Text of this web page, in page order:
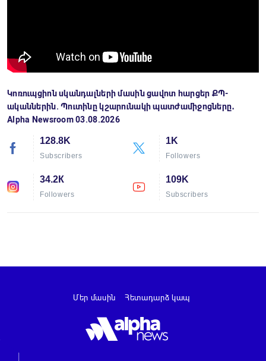
Կոռուպցիոն սկանդալների մասին ցավոտ հարցեր ՔՊ-
ականներին. Պուտինը կշարունակի պատժամիջոցները․
Alpha Newsroom 03.08.2026
128.8K
Subscribers
1K
Followers
34.2К
Followers
109K
Subscribers
Մեր մասին Հետադարձ կապ